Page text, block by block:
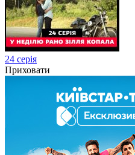
24 серія
Приховати